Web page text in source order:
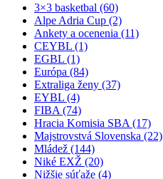
3×3 basketbal (60)
Alpe Adria Cup (2)
Ankety a ocenenia (11)
CEYBL (1)
EGBL (1)
Európa (84)
Extraliga ženy (37)
EYBL (4)
FIBA (74)
Hracia Komisia SBA (17)
Majstrovstvá Slovenska (22)
Mládež (144)
Niké EXŽ (20)
Nižšie súťaže (4)